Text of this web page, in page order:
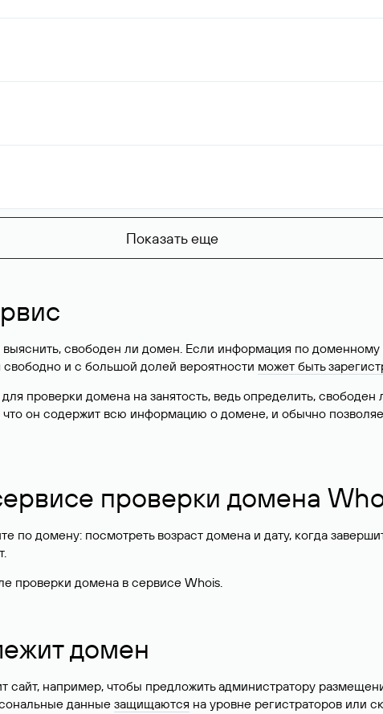
Показать еще
свободен ли домен. Если информация по
свободно и с большой долей вероятности может быть
проверки домена на занятость, ведь определить,
он содержит всю информацию о домене, и обычно
проверки домена
по домену: посмотреть возраст домена и дату, когда
проверки домена в сервисе Whois.
домен
сайт, например, чтобы предложить администратору
данные защищаются на уровне регистраторов или